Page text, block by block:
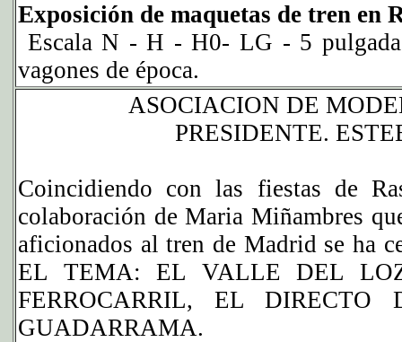
Exposición de maquetas de tren en
Escala N - H - H0- LG - 5
vagones de época.
ASOCIACION DE
PRESIDENTE.
Coincidiendo con las fiestas de
colaboración de MariaMiñambres
aficionados al tren de Madrid se ha
EL TEMA: EL VALLE DEL
FERROCARRIL, EL
GUADARRAMA.